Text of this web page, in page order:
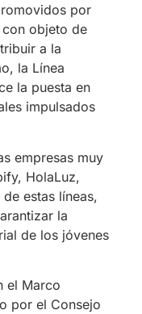
por
con objeto de
a la
la Línea
la puesta en
impulsados
empresas muy
HolaLuz,
estas líneas,
la
de los jóvenes
el Marco
por el Consejo